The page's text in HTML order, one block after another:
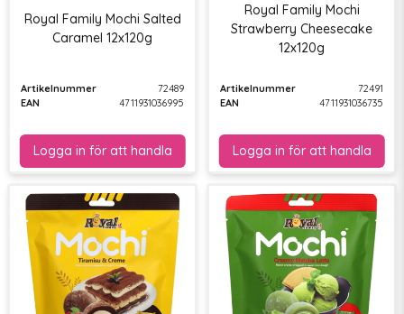
Royal Family Mochi Salted
Caramel 12x120g
Artikelnummer
72489
EAN
4711931036995
Royal Family Mochi
Strawberry Cheesecake
12x120g
Artikelnummer
72491
EAN
4711931036735